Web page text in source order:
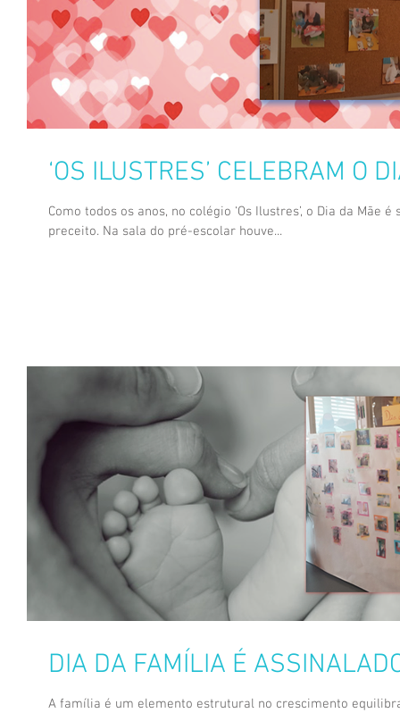
‘OS ILUSTRES’ CELEBRAM O
Como todos os anos, no colégio ‘Os Ilustres’, o Dia da Mãe
preceito. Na sala do pré-escolar houve...
DIA DA FAMÍLIA É
A família é um elemento estrutural no crescimento